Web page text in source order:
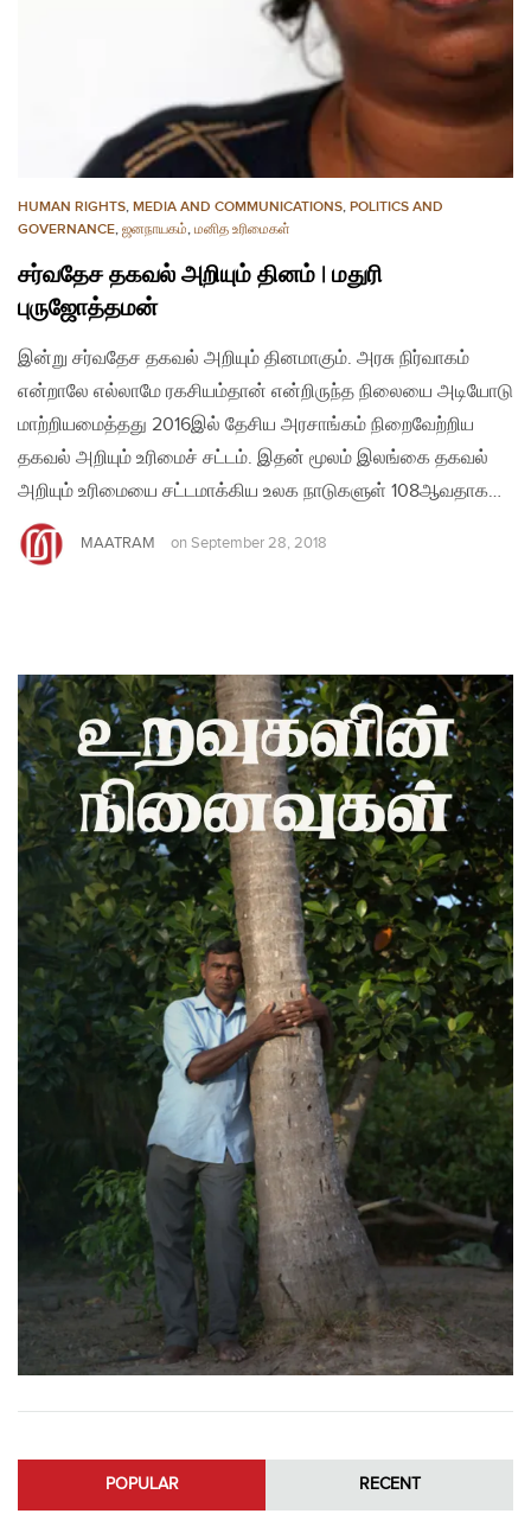
HUMAN RIGHTS, MEDIA AND COMMUNICATIONS, POLITICS AND
GOVERNANCE, ஜனநாயகம், மனித உரிமைகள்
சர்வதேச தகவல் அறியும் தினம் | மதுரி
புருஜோத்தமன்
இன்று சர்வதேச தகவல் அறியும் தினமாகும். அரசு நிர்வாகம்
என்றாலே எல்லாமே ரகசியம்தான் என்றிருந்த நிலையை அடியோடு
மாற்றியமைத்தது 2016இல் தேசிய அரசாங்கம் நிறைவேற்றிய
தகவல் அறியும் உரிமைச் சட்டம். இதன் மூலம் இலங்கை தகவல்
அறியும் உரிமையை சட்டமாக்கிய உலக நாடுகளுள் 108ஆவதாக…
MAATRAM on September 28, 2018
POPULAR RECENT